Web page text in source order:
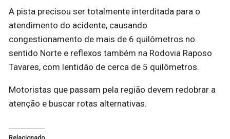
A pista precisou ser totalmente interditada para o
atendimento do acidente, causando
congestionamento de mais de 6 quilômetros no
sentido Norte e reflexos também na Rodovia Raposo
Tavares, com lentidão de cerca de 5 quilômetros.
Motoristas que passam pela região devem redobrar a
atenção e buscar rotas alternativas.